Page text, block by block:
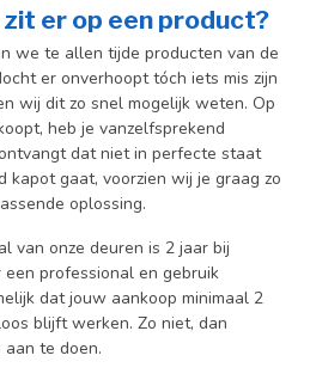
er op een product?
we te allen tijde producten van de
er onverhoopt tóch iets mis zijn
wij dit zo snel mogelijk weten. Op
heb je vanzelfsprekend
dat niet in perfecte staat
kapot gaat, voorzien wij je graag zo
oplossing.
van onze deuren is 2 jaar bij
professional en gebruik
dat jouw aankoop minimaal 2
blijft werken. Zo niet, dan
te doen.